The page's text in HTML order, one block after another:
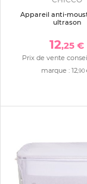
Appareil anti-
ultrason
12,25 €
Prix de vente
marque :12,90